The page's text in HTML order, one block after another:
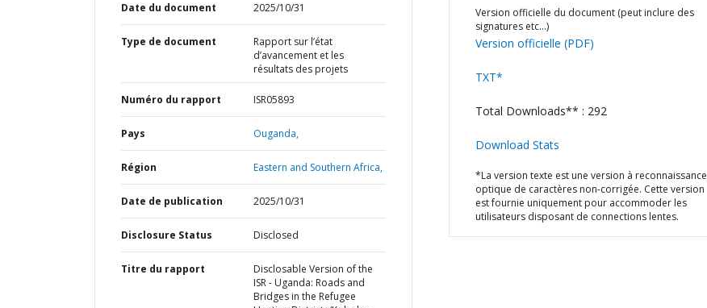
Date du document 2025/10/31
Type de document
Rapport sur l’état
d’avancement et les
résultats des projets
Numéro du rapport ISR05893
Pays Ouganda,
Région Eastern and Southern Africa,
Date de publication 2025/10/31
Disclosure Status Disclosed
Titre du rapport
Disclosable Version of the
ISR - Uganda: Roads and
Bridges in the Refugee
Version officielle du document (peut inclure des
signatures etc…)
Version officielle (PDF)
TXT*
Total Downloads** : 292
Download Stats
*La version texte est une version à reconnaissance
optique de caractères non-corrigée. Cette version
est fournie uniquement pour accommoder les
utilisateurs disposant de connections lentes.